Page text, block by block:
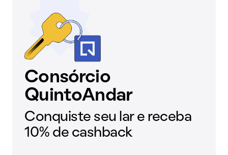
Consórcio
QuintoAndar
Conquiste seu lar e receba
10% de cashback